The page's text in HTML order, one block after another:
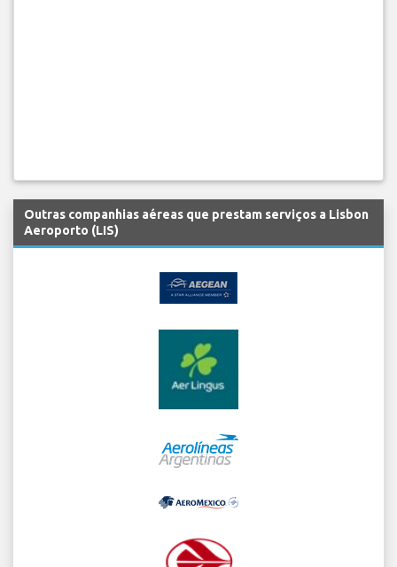
Outras companhias aéreas que prestam serviços a Lisbon
Aeroporto (LIS)